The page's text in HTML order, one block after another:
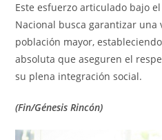
Este esfuerzo articulado bajo
Nacional busca garantizar
población mayor,
absoluta que aseguren el
su plena integración social.
(Fin/Génesis Rincón)